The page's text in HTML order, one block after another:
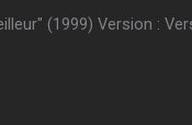
(1999) Version :